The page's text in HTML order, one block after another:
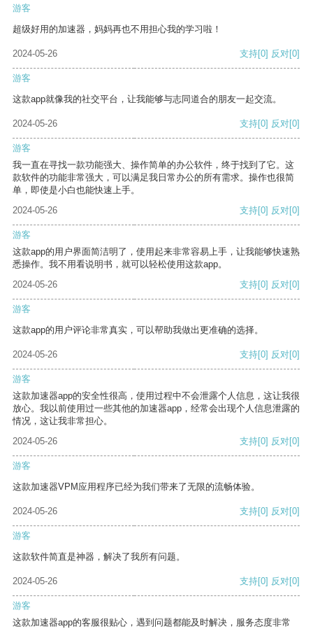
游客
超级好用的加速器，妈妈再也不用担心我的学习啦！
2024-05-26 支持[0] 反对[0]
游客
这款app就像我的社交平台，让我能够与志同道合的朋友一起交流。
2024-05-26 支持[0] 反对[0]
游客
我一直在寻找一款功能强大、操作简单的办公软件，终于找到了它。这
款软件的功能非常强大，可以满足我日常办公的所有需求。操作也很简
单，即使是小白也能快速上手。
2024-05-26
支持[0] 反对[0]
游客
这款app的用户界面简洁明了，使用起来非常容易上手，让我能够快速熟
悉操作。我不用看说明书，就可以轻松使用这款app。
2024-05-26
支持[0] 反对[0]
游客
这款app的用户评论非常真实，可以帮助我做出更准确的选择。
2024-05-26 支持[0] 反对[0]
游客
这款加速器app的安全性很高，使用过程中不会泄露个人信息，这让我很
放心。我以前使用过一些其他的加速器app，经常会出现个人信息泄露的
情况，这让我非常担心。
2024-05-26
支持[0] 反对[0]
游客
这款加速器VPM应用程序已经为我们带来了无限的流畅体验。
2024-05-26 支持[0] 反对[0]
游客
这款软件简直是神器，解决了我所有问题。
2024-05-26 支持[0] 反对[0]
游客
这款加速器app的客服很贴心，遇到问题都能及时解决，服务态度非常